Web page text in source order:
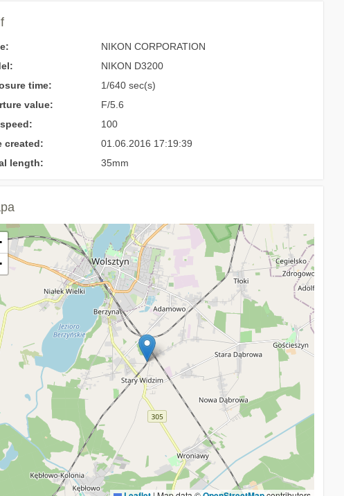
NIKON CORPORATION
NIKON D3200
time:
1/640 sec(s)
value:
F/5.6
100
created:
01.06.2016 17:19:39
length:
35mm